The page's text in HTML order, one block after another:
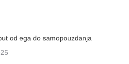
od ega do samopouzdanja